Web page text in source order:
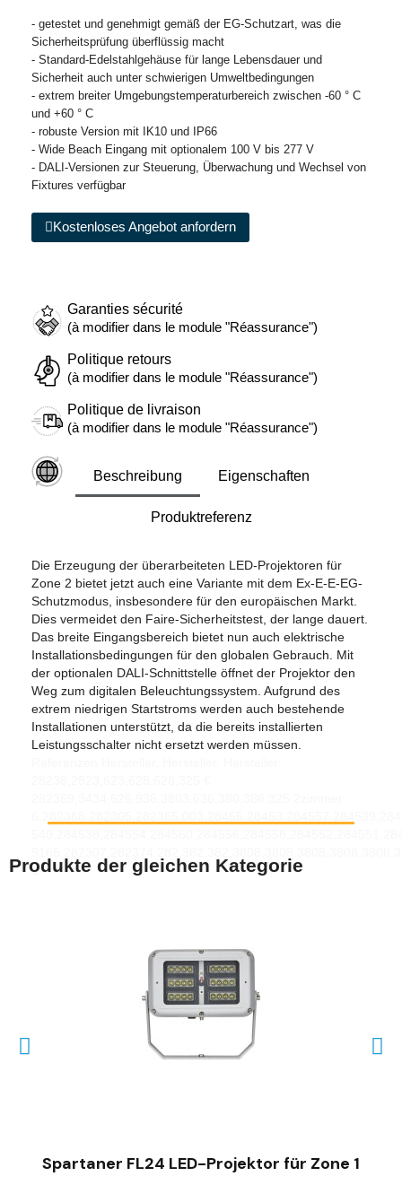
- getestet und genehmigt gemäß der EG-Schutzart, was die
Sicherheitsprüfung überflüssig macht
- Standard-Edelstahlgehäuse für lange Lebensdauer und
Sicherheit auch unter schwierigen Umweltbedingungen
- extrem breiter Umgebungstemperaturbereich zwischen -60 ° C
und +60 ° C
- robuste Version mit IK10 und IP66
- Wide Beach Eingang mit optionalem 100 V bis 277 V
- DALI-Versionen zur Steuerung, Überwachung und Wechsel von
Fixtures verfügbar
Kostenloses Angebot anfordern
Garanties sécurité
(à modifier dans le module "Réassurance")
Politique retours
(à modifier dans le module "Réassurance")
Politique de livraison
(à modifier dans le module "Réassurance")
Beschreibung Eigenschaften
Produktreferenz
Die Erzeugung der überarbeiteten LED-Projektoren für
Zone 2 bietet jetzt auch eine Variante mit dem Ex-E-E-EG-
Schutzmodus, insbesondere für den europäischen Markt.
Dies vermeidet den Faire-Sicherheitstest, der lange dauert.
Das breite Eingangsbereich bietet nun auch elektrische
Installationsbedingungen für den globalen Gebrauch. Mit
der optionalen DALI-Schnittstelle öffnet der Projektor den
Weg zum digitalen Beleuchtungssystem. Aufgrund des
extrem niedrigen Startstroms werden auch bestehende
Installationen unterstützt, da die bereits installierten
Leistungsschalter nicht ersetzt werden müssen.
€
Produkte der gleichen Kategorie
Spartaner FL24 LED-Projektor für Zone 1